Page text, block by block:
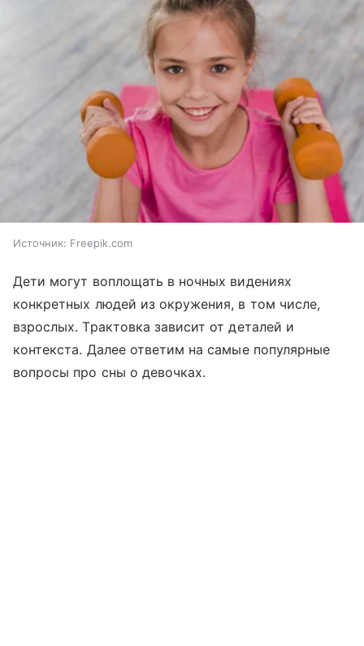
Источник: Freepik.com
Дети могут воплощать в ночных видениях
конкретных людей из окружения, в том числе,
взрослых. Трактовка зависит от деталей и
контекста. Далее ответим на самые популярные
вопросы про сны о девочках.